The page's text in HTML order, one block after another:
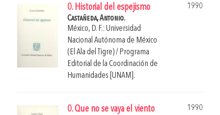
0. Historial del espejismo
1990
Castañeda, Antonio.
México, D. F.: Universidad
Nacional Autónoma de México
(El Ala del Tigre) / Programa
Editorial de la Coordinación de
Humanidades [UNAM].
0. Que no se vaya el viento
1990